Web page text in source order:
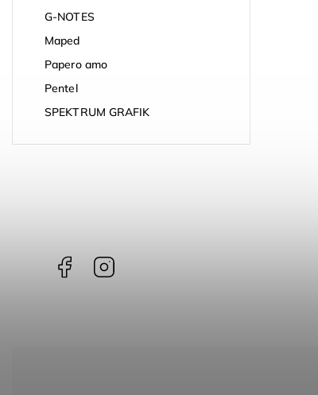
G-NOTES
Maped
Papero amo
Pentel
SPEKTRUM GRAFIK
Zvýrazňovače Monami 604 sada
98 Kč bez DPH
119 Kč
Do košíku
Facebook